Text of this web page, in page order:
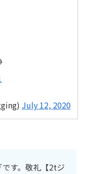
July 12, 2020
す。敬礼【2tジ